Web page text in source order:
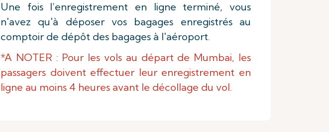
Une fois l’enregistrement en ligne terminé, vous
n'avez qu'à déposer vos bagages enregistrés au
comptoir de dépôt des bagages à l'aéroport.
*A NOTER : Pour les vols au départ de Mumbai, les
passagers doivent effectuer leur enregistrement en
ligne au moins 4 heures avant le décollage du vol.